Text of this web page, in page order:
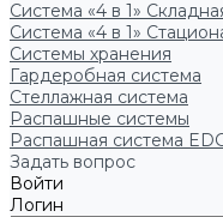
Система «4 в 1»
Система «4 в 1»
Системы хранения
Гардеробная система
Стеллажная система
Распашные системы
Распашная система
Задать вопрос
Войти
Логин